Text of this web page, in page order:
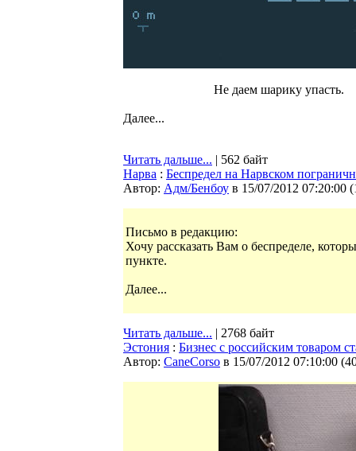
Не даем шарику упасть.
Далее...
Читать дальше... | 562 байт
Нарва : Беспредел на Нарвском
Автор: Адм/Бенбоу в 15/07/2012 07:20:00 (
Письмо в редакцию:
Хочу рассказать Вам о беспределе,
пункте.
Далее...
Читать дальше... | 2768 байт
Эстония : Бизнес с российским товаром
Автор: CaneCorso в 15/07/2012 07:10:00 (